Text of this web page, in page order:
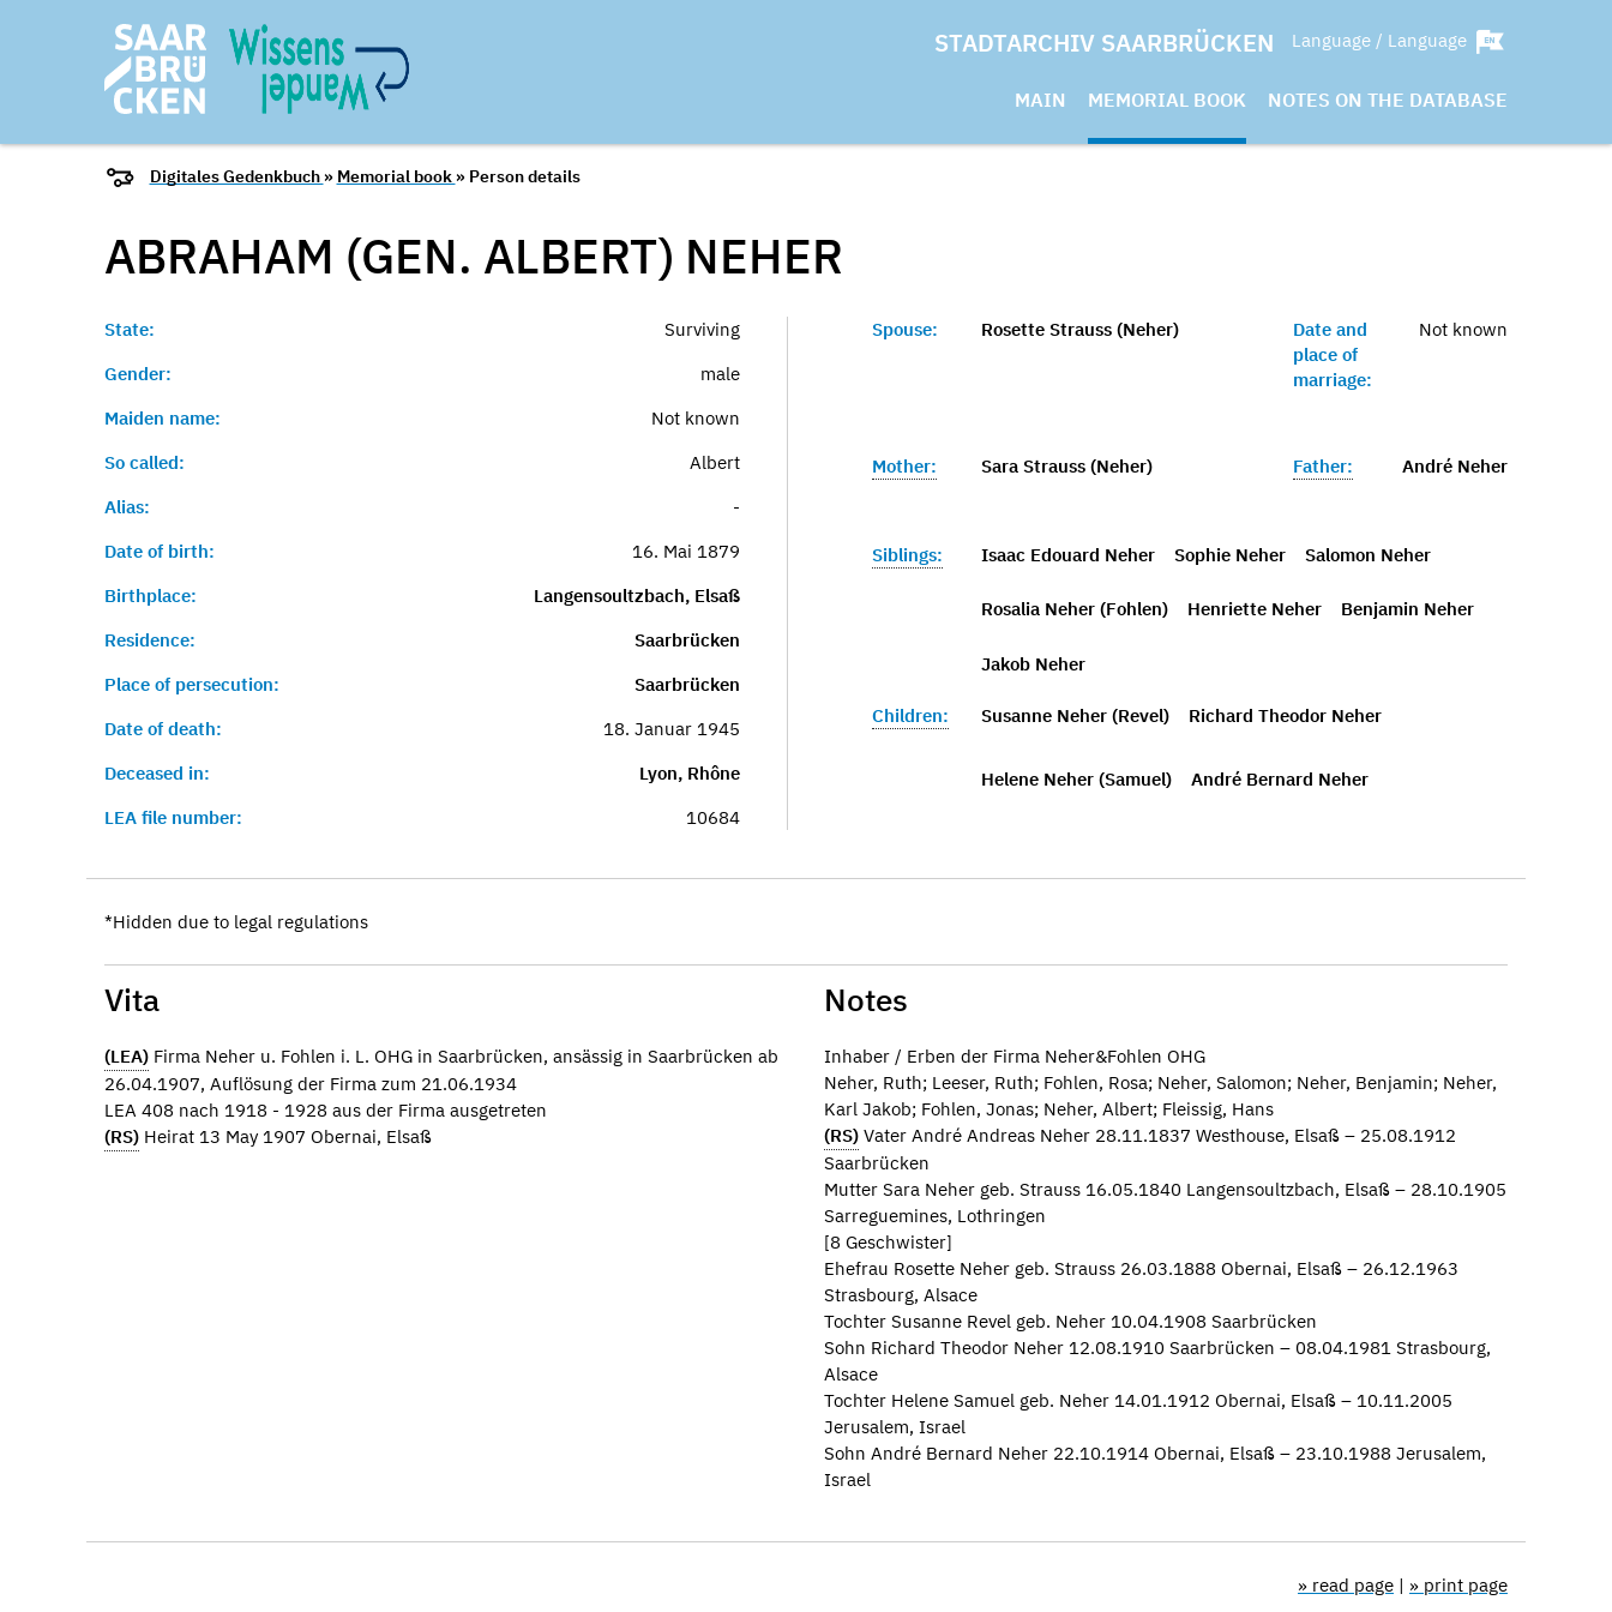
STADTARCHIV SAARBRÜCKEN Language / Language
MAIN MEMORIAL BOOK NOTES ON THE DATABASE
Digitales Gedenkbuch » Memorial book » Person details
ABRAHAM (GEN. ALBERT) NEHER
State:
Surviving
Gender:
male
Maiden name:
Not known
So called:
Albert
Alias:
-
Date of birth:
16. Mai 1879
Birthplace:
Langensoultzbach, Elsaß
Residence:
Saarbrücken
Place of persecution:
Saarbrücken
Date of death:
18. Januar 1945
Deceased in:
Lyon, Rhône
LEA file number:
10684
Spouse: Rosette Strauss (Neher)
Date and
place of
marriage:
Not known
Mother: Sara Strauss (Neher) Father: André Neher
Siblings: Isaac Edouard Neher Sophie Neher Salomon Neher
Rosalia Neher (Fohlen) Henriette Neher Benjamin Neher
Jakob Neher
Children: Susanne Neher (Revel) Richard Theodor Neher
Helene Neher (Samuel) André Bernard Neher
*Hidden due to legal regulations
Vita
(LEA) Firma Neher u. Fohlen i. L. OHG in Saarbrücken, ansässig in Saarbrücken ab
26.04.1907, Auflösung der Firma zum 21.06.1934
LEA 408 nach 1918 - 1928 aus der Firma ausgetreten
(RS) Heirat 13 May 1907 Obernai, Elsaß
Notes
Inhaber / Erben der Firma Neher&Fohlen OHG
Neher, Ruth; Leeser, Ruth; Fohlen, Rosa; Neher, Salomon; Neher, Benjamin; Neher,
Karl Jakob; Fohlen, Jonas; Neher, Albert; Fleissig, Hans
(RS) Vater André Andreas Neher 28.11.1837 Westhouse, Elsaß – 25.08.1912
Saarbrücken
Mutter Sara Neher geb. Strauss 16.05.1840 Langensoultzbach, Elsaß – 28.10.1905
Sarreguemines, Lothringen
[8 Geschwister]
Ehefrau Rosette Neher geb. Strauss 26.03.1888 Obernai, Elsaß – 26.12.1963
Strasbourg, Alsace
Tochter Susanne Revel geb. Neher 10.04.1908 Saarbrücken
Sohn Richard Theodor Neher 12.08.1910 Saarbrücken – 08.04.1981 Strasbourg,
Alsace
Tochter Helene Samuel geb. Neher 14.01.1912 Obernai, Elsaß – 10.11.2005
Jerusalem, Israel
Sohn André Bernard Neher 22.10.1914 Obernai, Elsaß – 23.10.1988 Jerusalem,
Israel
» read page | » print page